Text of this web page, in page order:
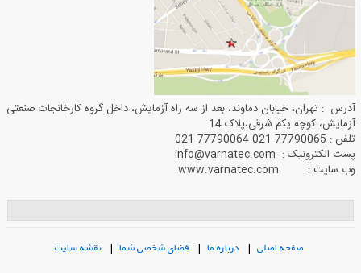
آدرس : تهران، خیابان دماوند، بعد از سه راه آزمایش، داخل گروه کارخانجات صنعتی
آزمایش، کوچه یکم شرقی،پلاک 14
تلفن : 77790065-021 77790064-021
پست الکترونیک : info@varnatec.com
وب سایت : www.varnatec.com
صفحه اصلی| درباره ما| فضای شخصی شما| نقشه سایت